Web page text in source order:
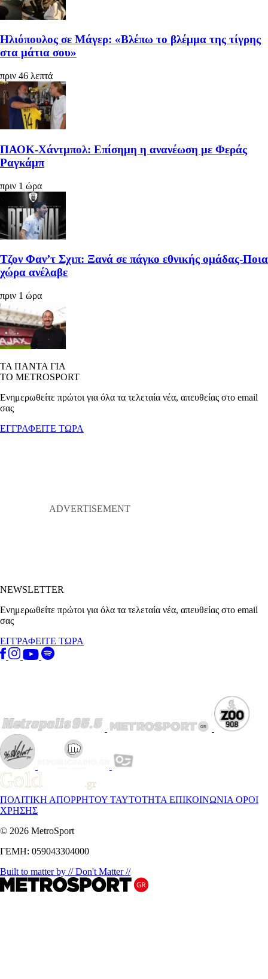
Ηλιόπουλος σε Μάγερ: «Βλέπω το βλέμμα της τίγρης
στα μάτια σου»
πριν 46 λεπτά
ΠΑΟΚ-Χάντμπολ: Επίσημη η ανανέωση με Φεράς
Ραγκάμπ
πριν 1 ώρα
Τζον Φαν’τ Σχιπ: Ξανά σε πάγκο εθνικής ομάδας-Ποια
χώρα ανέλαβε
πριν 1 ώρα
ΤΑ ΠΑΝΤΑ ΓΙΑ
ΤΟ METROSPORT
Ενημερωθείτε πρώτοι για όλα τα τελεταία νέα, απευθείας στο email
σας
ΕΓΓΡΑΦΕΙΤΕ ΤΩΡΑ
NEWSLETTER
Ενημερωθείτε πρώτοι για όλα τα τελεταία νέα, απευθείας στο email
σας
ΕΓΓΡΑΦΕΙΤΕ ΤΩΡΑ
ΠΟΛΙΤΙΚΗ ΑΠΟΡΡΗΤΟΥ ΤΑΥΤΟΤΗΤΑ ΕΠΙΚΟΙΝΩΝΙΑ ΟΡΟΙ
ΧΡΗΣΗΣ
© 2026 MetroSport
ΓΕΜΗ: 059043304000
Built to matter by // Don't Matter //